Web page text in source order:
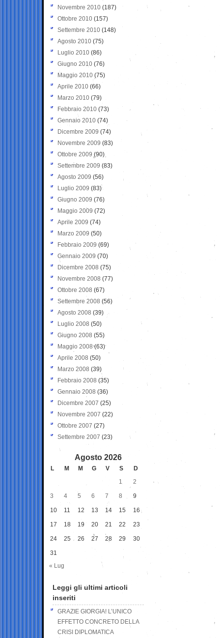
Novembre 2010 (187)
Ottobre 2010 (157)
Settembre 2010 (148)
Agosto 2010 (75)
Luglio 2010 (86)
Giugno 2010 (76)
Maggio 2010 (75)
Aprile 2010 (66)
Marzo 2010 (79)
Febbraio 2010 (73)
Gennaio 2010 (74)
Dicembre 2009 (74)
Novembre 2009 (83)
Ottobre 2009 (90)
Settembre 2009 (83)
Agosto 2009 (56)
Luglio 2009 (83)
Giugno 2009 (76)
Maggio 2009 (72)
Aprile 2009 (74)
Marzo 2009 (50)
Febbraio 2009 (69)
Gennaio 2009 (70)
Dicembre 2008 (75)
Novembre 2008 (77)
Ottobre 2008 (67)
Settembre 2008 (56)
Agosto 2008 (39)
Luglio 2008 (50)
Giugno 2008 (55)
Maggio 2008(63)
Aprile 2008 (50)
Marzo 2008 (39)
Febbraio 2008 (35)
Gennaio 2008 (36)
Dicembre 2007 (25)
Novembre 2007 (22)
Ottobre 2007 (27)
Settembre 2007 (23)
Agosto 2026
L M M G V S
D
1
2
3 4 5 6 7 8 9
10 11 12 13 14 15 16
17 18 19 20 21 22 23
24 25 26 27 28 29 30
31
« Lug
Leggi gli ultimi articoli
inseriti
GRAZIE GIORGIA! L’UNICO
EFFETTO CONCRETO DELLA
CRISI DIPLOMATICA